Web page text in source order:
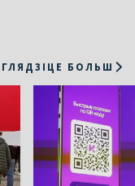
ГЛЯДЗІЦЕ БОЛЬШ